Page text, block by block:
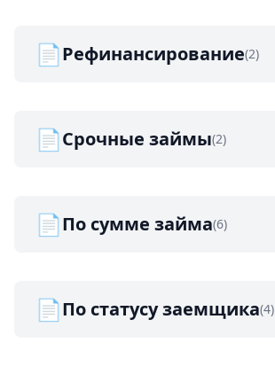
📄Рефинансирование(2)
📄Срочные займы(2)
📄По сумме займа(6)
📄По статусу заемщика(4)